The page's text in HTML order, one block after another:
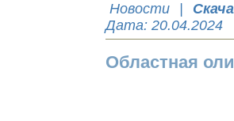
Новости
Дата: 20.04.2024
Областная